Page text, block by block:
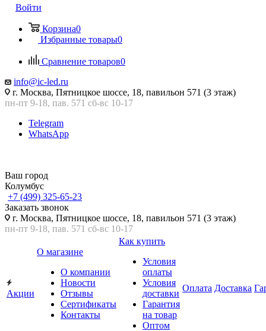
Войти
Корзина0
Избранные товары0
Сравнение товаров0
info@ic-led.ru
г. Москва, Пятницкое шоссе, 18, павильон 571 (3 этаж)
пн-пт 9-18, пав. 571 сб-вс 10-17
Telegram
WhatsApp
Ваш город
Колумбус
+7 (499) 325-65-23
Заказать звонок
г. Москва, Пятницкое шоссе, 18, павильон 571 (3 этаж)
пн-пт 9-18, пав. 571 сб-вс 10-17
Акции
О магазине
О компании
Новости
Отзывы
Сертификаты
Контакты
Как купить
Условия
оплаты
Условия
доставки
Гарантия
на товар
Оптом
Оплата Доставка